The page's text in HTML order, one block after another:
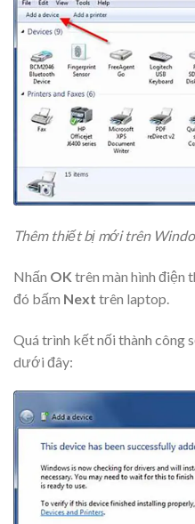
Thêm thiết bị mới trên
Nhấn OK trên màn hình điện
đó bấm Next trên laptop.
Quá trình kết nối thành công
dưới đây: